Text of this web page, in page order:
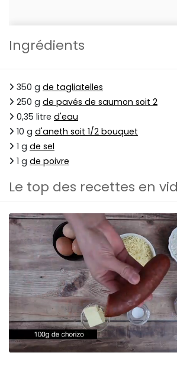
Ingrédients
350 g de tagliatelles
250 g de pavés de saumon soit 2
0,35 litre d'eau
10 g d'aneth soit 1/2 bouquet
1 g de sel
1 g de poivre
Le top des recettes en